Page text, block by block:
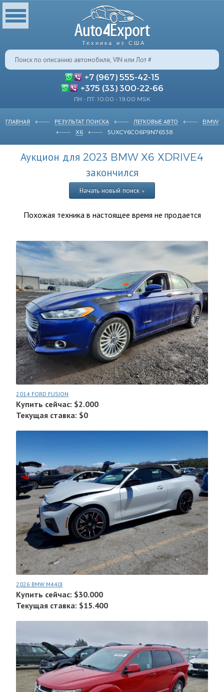
Техника из США
+7 (967) 555-42-15
+375 (33) 300-22-66
ПН - ПТ: 10:00 - 19:00 MSK
ГЛАВНАЯ РЕЗУЛЬТАТ ПОИСКА ЛЕГКОВЫЕ АВТО
BMW
X6
5UXCY6C06P9N76538
Аукцион для 2023 BMW X6 XDRIVE4
закончился
Начать новый поиск »
Похожая техника в настоящее время не продается
2014 FORD FUSION
Купить сейчас: $2.000
Текущая ставка: $0
2026 BMW M440I
Купить сейчас: $30.000
Текущая ставка: $15.400